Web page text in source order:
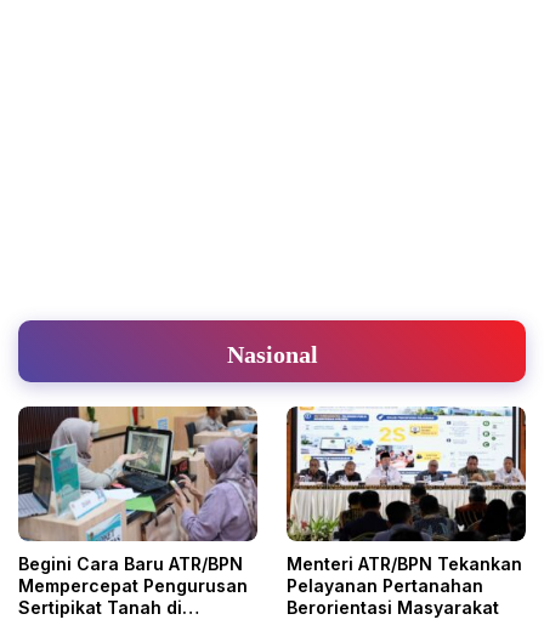
Nasional
Begini Cara Baru ATR/BPN
Mempercepat Pengurusan
Sertipikat Tanah di
Menteri ATR/BPN Tekankan
Pelayanan Pertanahan
Berorientasi Masyarakat